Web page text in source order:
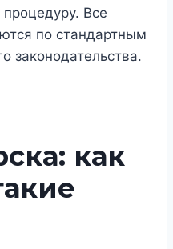
Все
по стандартным
законодательства.
как